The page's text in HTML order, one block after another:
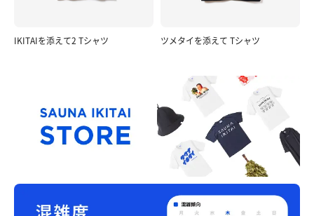
IKITAIを添えて2 Tシャツ ツメタイを添えて Tシャツ